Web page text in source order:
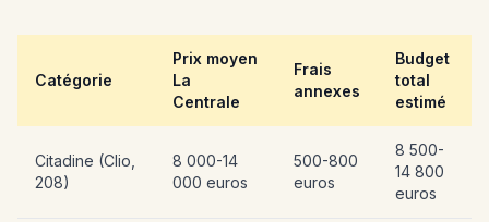
Catégorie
Prix moyen
La
Centrale
Frais
annexes
Budget
total
estimé
Citadine (Clio,
208)
8 000-14
000 euros
500-800
euros
8 500-
14 800
euros